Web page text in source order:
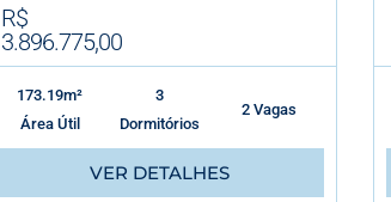
R$
3.896.775,00
173.19m²
Área Útil
3
Dormitórios
2 Vagas
VER DETALHES